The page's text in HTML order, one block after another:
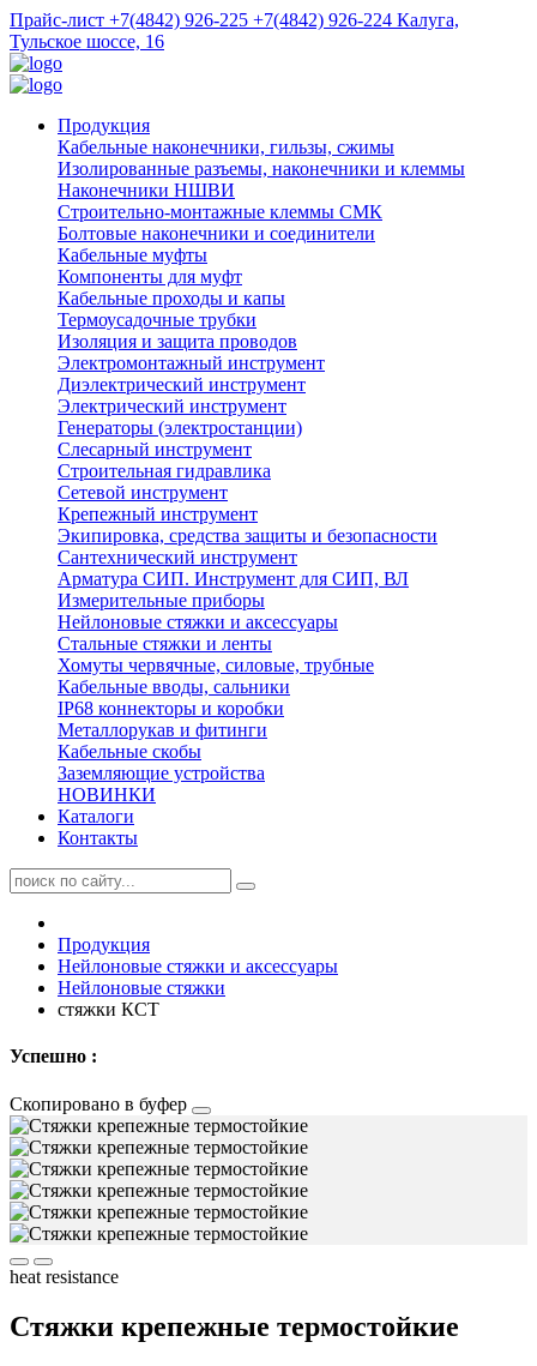
Прайс-лист +7(4842) 926-225 +7(4842) 926-224 Калуга,
Тульское шоссе, 16
Продукция
Кабельные наконечники, гильзы, сжимы
Изолированные разъемы, наконечники и клеммы
Наконечники НШВИ
Строительно-монтажные клеммы СМК
Болтовые наконечники и соединители
Кабельные муфты
Компоненты для муфт
Кабельные проходы и капы
Термоусадочные трубки
Изоляция и защита проводов
Электромонтажный инструмент
Диэлектрический инструмент
Электрический инструмент
Генераторы (электростанции)
Слесарный инструмент
Строительная гидравлика
Сетевой инструмент
Крепежный инструмент
Экипировка, средства защиты и безопасности
Сантехнический инструмент
Арматура СИП. Инструмент для СИП, ВЛ
Измерительные приборы
Нейлоновые стяжки и аксессуары
Стальные стяжки и ленты
Хомуты червячные, силовые, трубные
Кабельные вводы, сальники
IP68 коннекторы и коробки
Металлорукав и фитинги
Кабельные скобы
Заземляющие устройства
НОВИНКИ
Каталоги
Контакты
Продукция
Нейлоновые стяжки и аксессуары
Нейлоновые стяжки
стяжки КСТ
Успешно :
Скопировано в буфер
heat resistance
Cтяжки крепежные термостойкие